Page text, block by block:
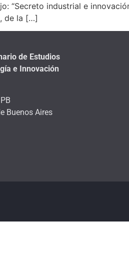
“Secreto industrial e
de la […]
de Estudios
e Innovación
Buenos Aires